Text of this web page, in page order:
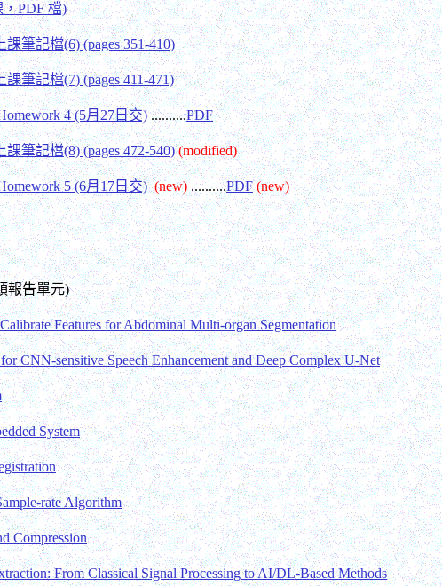
PDF 檔)
課筆記檔(6) (pages 351-410)
課筆記檔(7) (pages 411-471)
4 (5月27日交)..........PDF
課筆記檔(8) (pages 472-540) (modified)
5 (6月17日交) (new)..........PDF (new)
報告單元)
Features for Abdominal Multi-organ Segmentation
CNN-sensitive Speech Enhancement and Deep Complex U-Net
System
rate Algorithm
Compression
From Classical Signal Processing to AI/DL-Based Methods